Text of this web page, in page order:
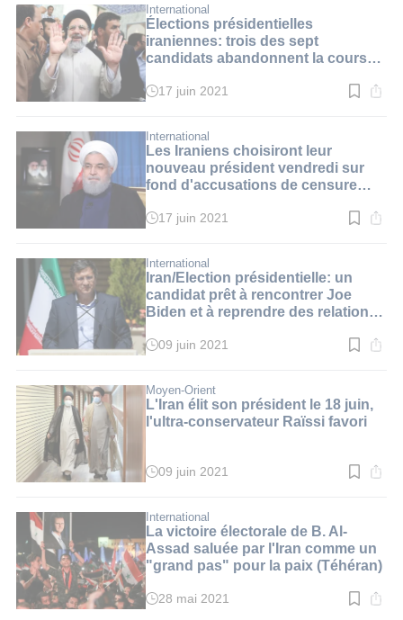
:
2
min.
International
Élections présidentielles
iraniennes: trois des sept
candidats abandonnent la course
juin
Temps
:
2
min.
17 juin 2021
International
Les Iraniens choisiront leur
nouveau président vendredi sur
fond d'accusations de censure
Temps
:
3
min.
17 juin 2021
International
Iran/Election présidentielle: un
candidat prêt à rencontrer Joe
Biden et à reprendre des relations
Washington
Temps
:
2
min.
09 juin 2021
Moyen-Orient
L'Iran élit son président le 18 juin,
l'ultra-conservateur Raïssi favori
Temps
:
2
min.
09 juin 2021
International
La victoire électorale de B. Al-
Assad saluée par l'Iran comme un
"grand pas" pour la paix (Téhéran)
Temps
28 mai 2021